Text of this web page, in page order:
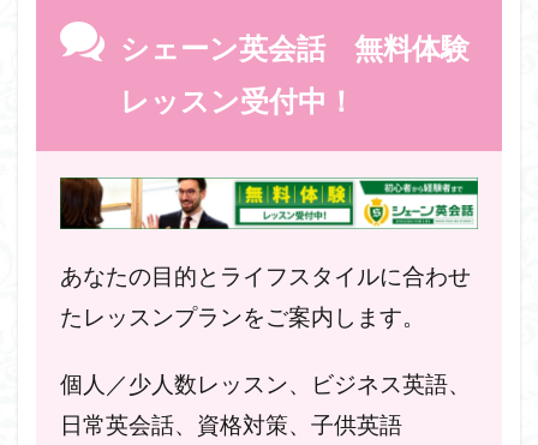
シェーン英会話 無料体験
レッスン受付中！
あなたの目的とライフスタイルに合わせ
たレッスンプランをご案内します。
個人／少人数レッスン、ビジネス英語、
日常英会話、資格対策、子供英語